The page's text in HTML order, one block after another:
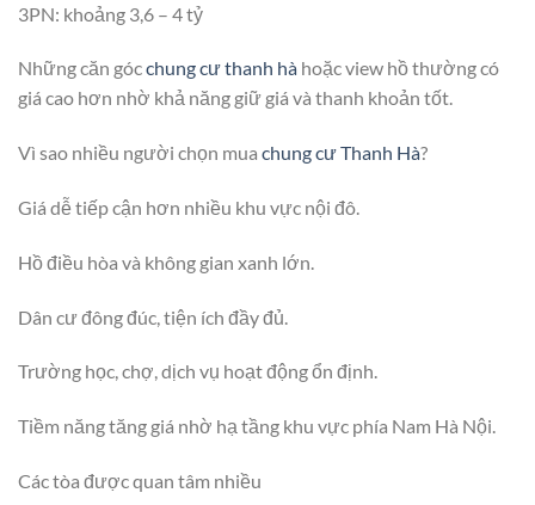
3PN: khoảng 3,6 – 4 tỷ
Những căn gócchung cư thanh hà hoặc view hồ thường có
giá cao hơn nhờ khả năng giữ giá và thanh khoản tốt.
Vì sao nhiều người chọn mua chung cư Thanh Hà?
Giá dễ tiếp cận hơn nhiều khu vực nội đô.
Hồ điều hòa và không gian xanh lớn.
Dân cư đông đúc, tiện ích đầy đủ.
Trường học, chợ, dịch vụ hoạt động ổn định.
Tiềm năng tăng giá nhờ hạ tầng khu vực phía Nam Hà Nội.
Các tòa được quan tâm nhiều